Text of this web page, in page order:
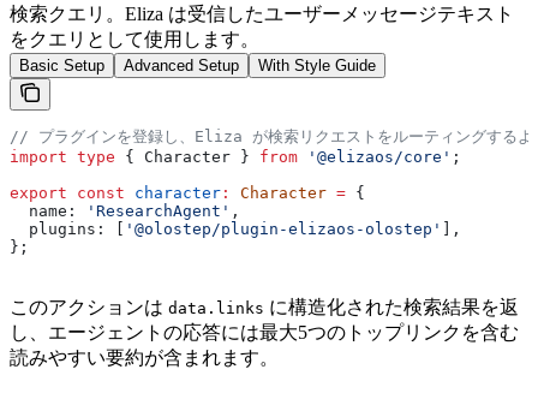
検索クエリ。Eliza は受信したユーザーメッセージテキスト
をクエリとして使用します。
Basic Setup Advanced Setup With Style Guide
// プラグインを登録し、Eliza が検索リクエストをルーティングするよ
import type { Character } from '@elizaos/core' ;
export const character : Character = {
  name:
'ResearchAgent' ,
  plugins:
[ '@olostep/plugin-elizaos-olostep' ],
};
このアクションは data.links に構造化された検索結果を返
し、エージェントの応答には最大5つのトップリンクを含む
読みやすい要約が含まれます。